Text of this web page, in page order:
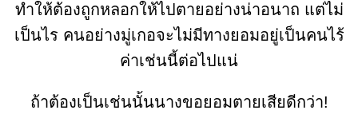
ทำให้ต้องถูกหลอกให้ไปตายอย่างน่าอนาถ แต่ไม่
เป็นไร คนอย่างมู่เกอจะไม่มีทางยอมอยู่เป็นคนไร้
ค่าเช่นนี้ต่อไปแน่
ถ้าต้องเป็นเช่นนั้นนางขอยอมตายเสียดีกว่า!